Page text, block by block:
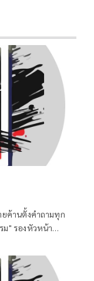
ยค้านตั้งคำถามทุก
ม" รองหัวหน้า